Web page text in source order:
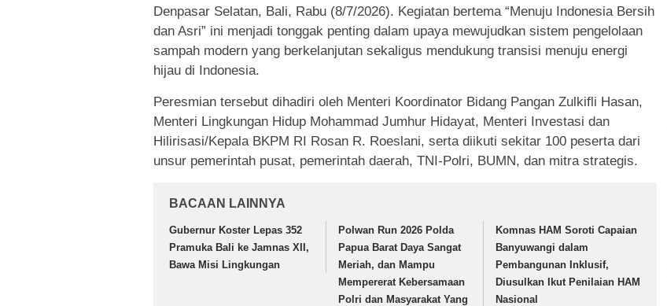
Denpasar Selatan, Bali, Rabu (8/7/2026). Kegiatan bertema “Menuju Indonesia Bersih
dan Asri” ini menjadi tonggak penting dalam upaya mewujudkan sistem pengelolaan
sampah modern yang berkelanjutan sekaligus mendukung transisi menuju energi
hijau di Indonesia.
Peresmian tersebut dihadiri oleh Menteri Koordinator Bidang Pangan Zulkifli Hasan,
Menteri Lingkungan Hidup Mohammad Jumhur Hidayat, Menteri Investasi dan
Hilirisasi/Kepala BKPM RI Rosan R. Roeslani, serta diikuti sekitar 100 peserta dari
unsur pemerintah pusat, pemerintah daerah, TNI-Polri, BUMN, dan mitra strategis.
BACAAN LAINNYA
Gubernur Koster Lepas 352
Pramuka Bali ke Jamnas XII,
Bawa Misi Lingkungan
Polwan Run 2026 Polda
Papua Barat Daya Sangat
Meriah, dan Mampu
Mempererat Kebersamaan
Polri dan Masyarakat Yang
Komnas HAM Soroti Capaian
Banyuwangi dalam
Pembangunan Inklusif,
Diusulkan Ikut Penilaian HAM
Nasional